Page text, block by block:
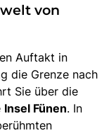
von
Auftakt in
die Grenze nach
Sie über die
Insel Fünen. In